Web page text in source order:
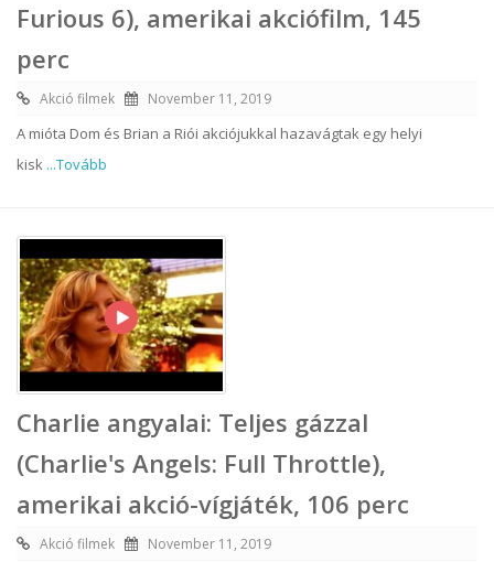
Furious 6), amerikai akciófilm, 145
perc
Akció filmek November 11, 2019
A mióta Dom és Brian a Riói akciójukkal hazavágtak egy helyi
kisk ...Tovább
Charlie angyalai: Teljes gázzal
(Charlie's Angels: Full Throttle),
amerikai akció-vígjáték, 106 perc
Akció filmek November 11, 2019